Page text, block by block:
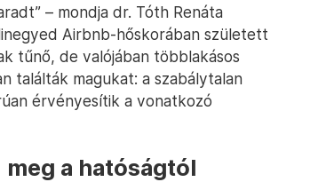
– mondja dr. Tóth Renáta
Airbnb-hőskorában született
tűnő, de valójában többlakásos
találták magukat: a szabálytalan
érvényesítik a vonatkozó
a hatóságtól